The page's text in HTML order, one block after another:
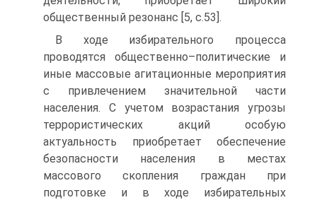
общественный резонанс [5, с.53].
В ходе избирательного процесса
проводятся общественно–политические и
иные массовые агитационные мероприятия
с привлечением значительной части
населения. С учетом возрастания угрозы
террористических акций особую
актуальность приобретает обеспечение
безопасности населения в местах
массового скопления граждан при
подготовке и в ходе избирательных